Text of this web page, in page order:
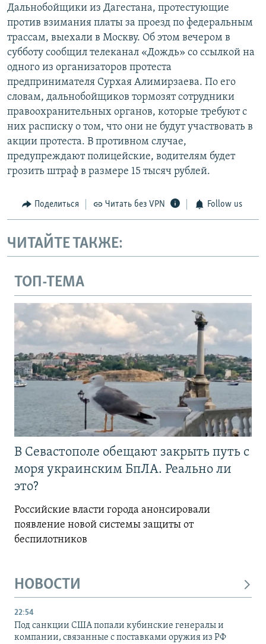
Дальнобойщики из Дагестана, протестующие
против взимания платы за проезд по федеральным
трассам, выехали в Москву. Об этом вечером в
субботу сообщил телеканал «Дождь» со ссылкой на
одного из организаторов протеста
предпринимателя Сурхая Алимирзаева. По его
словам, дальнобойщиков тормозят сотрудники
правоохранительных органов, которые требуют с
них расписку о том, что они не будут участвовать в
акции протеста. В противном случае,
предупреждают полицейские, водителям будет
грозить штраф в размере 15 тысяч рублей.
Поделиться Читать без VPN Follow us
ЧИТАЙТЕ ТАКЖЕ:
ТОП-ТЕМА
В Севастополе обещают закрыть путь с
моря украинским БпЛА. Реально ли
это?
Российские власти города анонсировали
появление новой системы защиты от
беспилотников
НОВОСТИ
22:54
Под санкции США попали кубинские генералы и
компании, связанные с поставками оружия из РФ